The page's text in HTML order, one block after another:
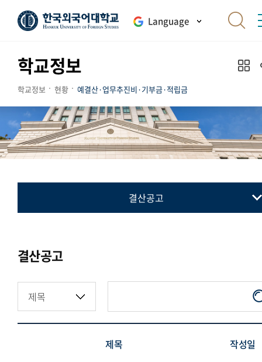
Language
학교정보
학교정보 현황 예결산·업무추진비·기부금·적립금
결산공고
결산공고
제목 작성일